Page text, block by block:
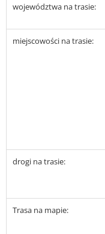
województwa na trasie:
miejscowości na trasie:
drogi na trasie:
Trasa na mapie: